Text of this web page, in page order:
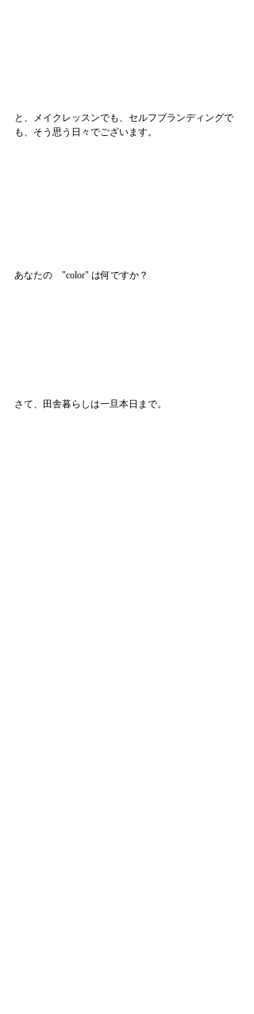
と、メイクレッスンでも、セルフブランディングで
も、そう思う日々でございます。
あなたの　"color" は何ですか？
さて、田舎暮らしは一旦本日まで。